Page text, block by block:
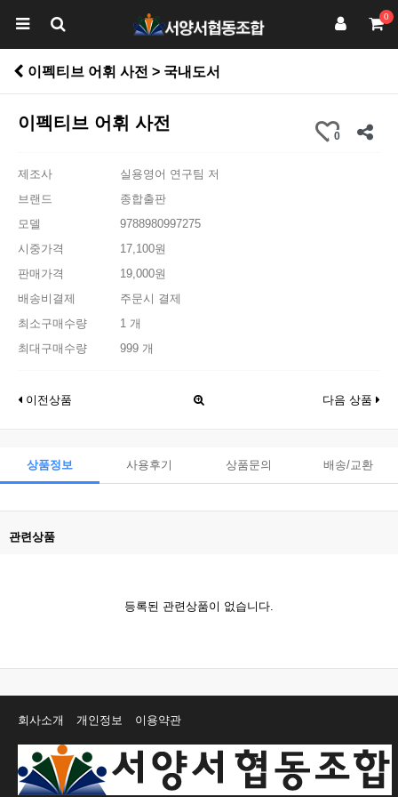
0
이펙티브 어휘 사전 > 국내도서
이펙티브 어휘 사전
0
제조사
실용영어 연구팀 저
브랜드
종합출판
모델
9788980997275
시중가격
17,100원
판매가격
19,000원
배송비결제
주문시 결제
최소구매수량
1 개
최대구매수량
999 개
이전상품 다음 상품
상품정보 사용후기 상품문의 배송/교환
관련상품
등록된 관련상품이 없습니다.
회사소개 개인정보 이용약관